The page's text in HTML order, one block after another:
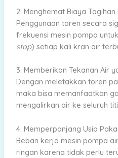
2. Menghemat Biaya Tagihan
Penggunaan toren secara
frekuensi mesin pompa
stop) setiap kali kran air
3. Memberikan Tekanan Air
Dengan meletakkan toren
maka bisa memanfaatkan
mengalirkan air ke seluruh
4. Memperpanjang Usia
Beban kerja mesin pompa
ringan karena tidak perlu